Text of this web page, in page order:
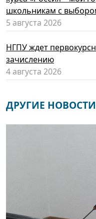
школьникам с
5 августа 2026
НГПУ ждет
зачислению
4 августа 2026
ДРУГИЕ НОВОСТИ